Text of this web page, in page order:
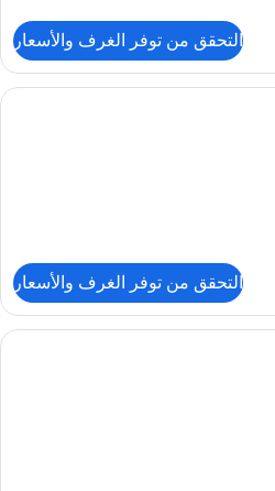
التحقق من توفر الغرف والأسعار
أغطية فراش متميزة وميني بار وخزنة
التحقق من توفر الغرف والأسعار
أغطية فراش متميزة وميني بار وخزنة